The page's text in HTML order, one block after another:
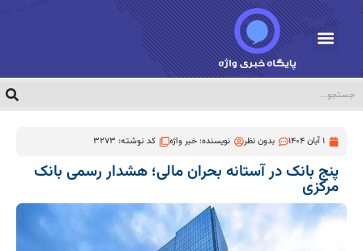
1 آبان 1404 بدون نظر نویسنده:خبر واژه کد نوشته: 3273
پنج بانک در آستانه بحران مالی؛ هشدار رسمی بانک
مرکزی